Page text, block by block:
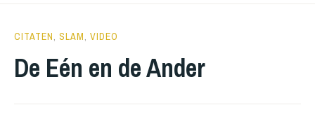
30
2022
BEKVEGTER
CITATEN, SLAM, VIDEO
De Eén en de Ander